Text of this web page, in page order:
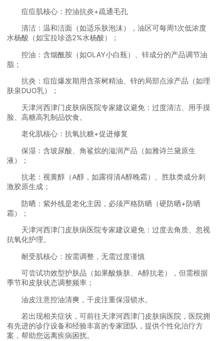
痘痘肌核心：控油抗炎+疏通毛孔
清洁：温和洁面（如适乐肤泡沫），油区可每周1次低浓度
水杨酸（如宝拉珍选2%水杨酸）；
控油：含烟酰胺（如OLAY小白瓶）、锌成分的产品调节油
脂；
抗炎：痘痘爆发期用含茶树精油、锌的局部点涂产品（如理
肤泉DUO乳）；
天津河西津门皮肤病医院专家建议避免：过度清洁、用手摸
脸、高糖高乳制品饮食。
老化肌核心：抗氧抗糖+促进修复
保湿：含玻尿酸、角鲨烷的滋润产品（如雅诗兰黛原生
液）；
抗老：视黄醇（A醇，如露得清A醇晚霜）、胜肽类成分刺
激胶原生成；
防晒：紫外线是老化主因，必须严格防晒（硬防晒+防晒
霜）；
天津河西津门皮肤病医院专家建议避免：过度去角质、忽视
抗氧化护理。
耐受肌核心：按需调整，无需过度谨慎
可尝试功效型护肤品（如果酸焕肤、A醇抗老），但需根据
季节和皮肤状态调整频率；
油皮注意控油清爽，干皮注重保湿锁水。
若出现相关症状，可前往天津河西津门皮肤病医院，医院拥
有先进的诊疗设备和经验丰富的专家团队，提供个性化治疗方
案，帮助您远离疾病困扰。